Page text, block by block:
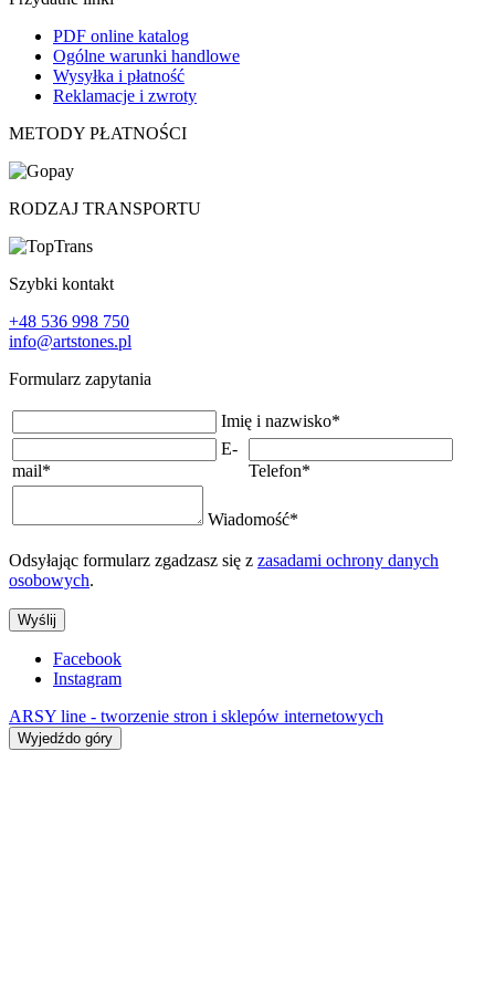
PDF online katalog
Ogólne warunki handlowe
Wysyłka i płatność
Reklamacje i zwroty
METODY PŁATNOŚCI
RODZAJ TRANSPORTU
Szybki kontakt
+48 536 998 750
info@artstones.pl
Formularz zapytania
Imię i nazwisko*
E-
mail* Telefon*
Wiadomość*
Odsyłając formularz zgadzasz się z zasadami ochrony danych
osobowych.
Wyślij
Facebook
Instagram
ARSY line - tworzenie stron i sklepów internetowych
Wyjedźdo góry